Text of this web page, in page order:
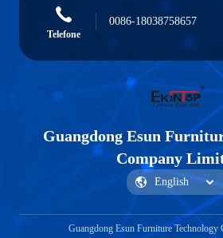
Telefone
0086-18038758657
Guangdong Esun
Company
Guangdong Esun Furniture Technology